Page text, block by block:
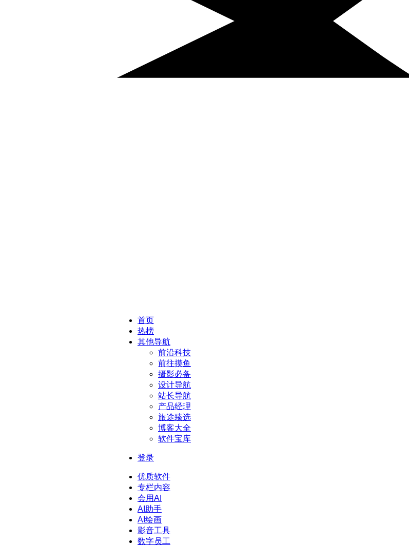
首页
热榜
其他导航
前沿科技
前往摸鱼
摄影必备
设计导航
站长导航
产品经理
旅途臻选
博客大全
软件宝库
登录
优质软件
专栏内容
会用AI
AI助手
AI绘画
影音工具
数字员工